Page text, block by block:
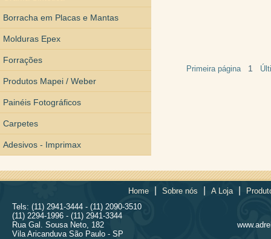
Borracha em Placas e Mantas
Molduras Epex
Forrações
Produtos Mapei / Weber
Painéis Fotográficos
Carpetes
Adesivos - Imprimax
Primeira página 1
Home Sobre nós A Loja
Tels: (11) 2941-3444 - (11) 2090-3510
(11) 2294-1996 - (11) 2941-3344
Rua Gal. Sousa Neto, 182
Vila Aricanduva São Paulo - SP